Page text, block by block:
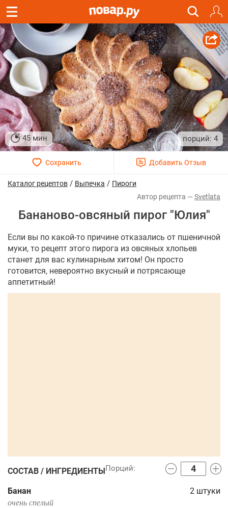
45 мин 4
Каталог рецептов / Выпечка / Пироги
Svetlata
Бананово-овсяный пирог "Юлия"
Если вы по какой-то причине отказались от пшеничной
муки, то рецепт этого пирога из овсяных хлопьев
станет для вас кулинарным хитом! Он просто
готовится, невероятно вкусный и потрясающе
аппетитный!
СОСТАВ / ИНГРЕДИЕНТЫ
Банан 2 штуки
очень спелый